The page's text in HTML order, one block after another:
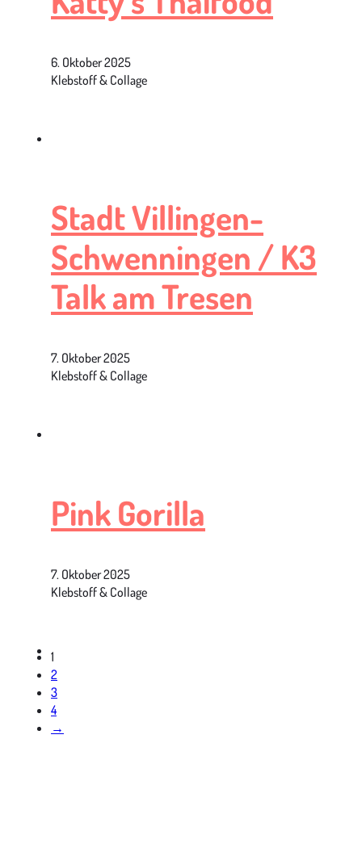
6. Oktober 2025
Klebstoff & Collage
Stadt Villingen-
Schwenningen / K3
Talk am Tresen
7. Oktober 2025
Klebstoff & Collage
Pink Gorilla
7. Oktober 2025
Klebstoff & Collage
1
2
3
4
→